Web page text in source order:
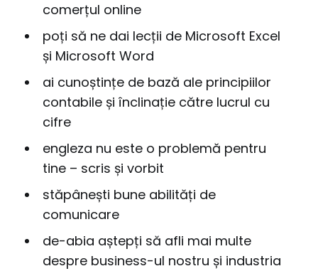
comerțul online
poți să ne dai lecții de Microsoft Excel
și Microsoft Word
ai cunoștințe de bază ale principiilor
contabile și înclinație către lucrul cu
cifre
engleza nu este o problemă pentru
tine – scris și vorbit
stăpânești bune abilități de
comunicare
de-abia aștepți să afli mai multe
despre business-ul nostru și industria